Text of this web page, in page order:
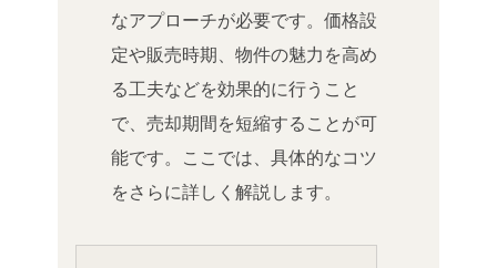
なアプローチが必要です。価格設
定や販売時期、物件の魅力を高め
る工夫などを効果的に行うこと
で、売却期間を短縮することが可
能です。ここでは、具体的なコツ
をさらに詳しく解説します。